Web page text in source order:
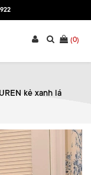
(0)
kẻ xanh lá